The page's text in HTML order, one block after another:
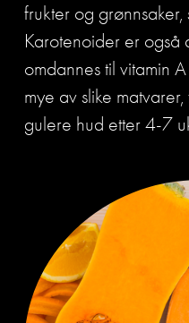
frukter og
Karotenoider er også
omdannes til vitamin
mye av slike
gulere hud etter 4-7